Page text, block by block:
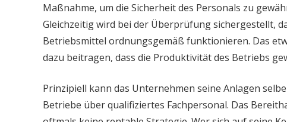
Maßnahme, um die Sicherheit des Personals zu
Gleichzeitig wird bei der Überprüfung sichergestellt,
Betriebsmittel ordnungsgemäß funktionieren. Das
dazu beitragen, dass die Produktivität des Betriebs
Prinzipiell kann das Unternehmen seine Anlagen
Betriebe über qualifiziertes Fachpersonal. Das